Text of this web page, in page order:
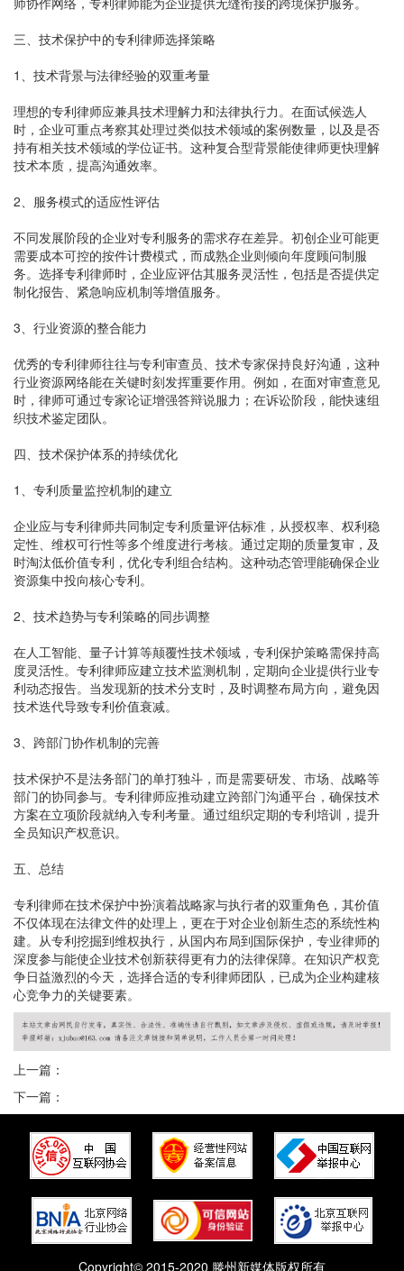
三、技术保护中的专利律师选择策略
1、技术背景与法律经验的双重考量
理想的专利律师应兼具技术理解力和法律执行力。在面试候选人
时，企业可重点考察其处理过类似技术领域的案例数量，以及是否
持有相关技术领域的学位证书。这种复合型背景能使律师更快理解
技术本质，提高沟通效率。
2、服务模式的适应性评估
不同发展阶段的企业对专利服务的需求存在差异。初创企业可能更
需要成本可控的按件计费模式，而成熟企业则倾向年度顾问制服
务。选择专利律师时，企业应评估其服务灵活性，包括是否提供定
制化报告、紧急响应机制等增值服务。
3、行业资源的整合能力
优秀的专利律师往往与专利审查员、技术专家保持良好沟通，这种
行业资源网络能在关键时刻发挥重要作用。例如，在面对审查意见
时，律师可通过专家论证增强答辩说服力；在诉讼阶段，能快速组
织技术鉴定团队。
四、技术保护体系的持续优化
1、专利质量监控机制的建立
企业应与专利律师共同制定专利质量评估标准，从授权率、权利稳
定性、维权可行性等多个维度进行考核。通过定期的质量复审，及
时淘汰低价值专利，优化专利组合结构。这种动态管理能确保企业
资源集中投向核心专利。
2、技术趋势与专利策略的同步调整
在人工智能、量子计算等颠覆性技术领域，专利保护策略需保持高
度灵活性。专利律师应建立技术监测机制，定期向企业提供行业专
利动态报告。当发现新的技术分支时，及时调整布局方向，避免因
技术迭代导致专利价值衰减。
3、跨部门协作机制的完善
技术保护不是法务部门的单打独斗，而是需要研发、市场、战略等
部门的协同参与。专利律师应推动建立跨部门沟通平台，确保技术
方案在立项阶段就纳入专利考量。通过组织定期的专利培训，提升
全员知识产权意识。
五、总结
专利律师在技术保护中扮演着战略家与执行者的双重角色，其价值
不仅体现在法律文件的处理上，更在于对企业创新生态的系统性构
建。从专利挖掘到维权执行，从国内布局到国际保护，专业律师的
深度参与能使企业技术创新获得更有力的法律保障。在知识产权竞
争日益激烈的今天，选择合适的专利律师团队，已成为企业构建核
心竞争力的关键要素。
上一篇：
下一篇：
Copyright© 2015-2020 滕州新媒体版权所有